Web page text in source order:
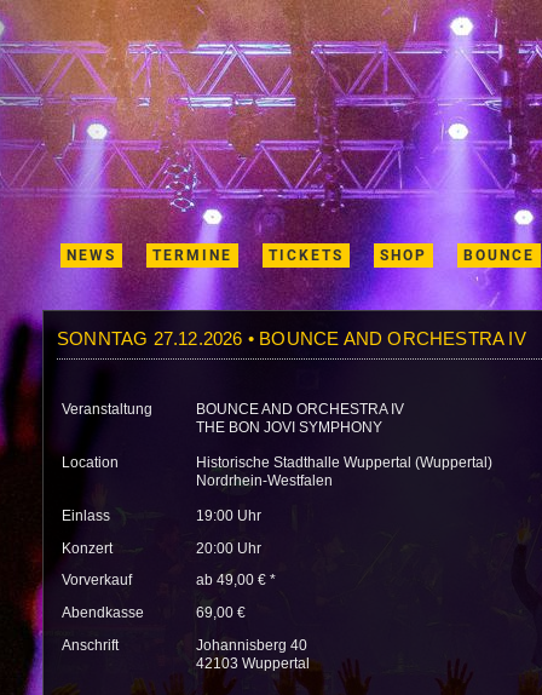
NEWS TERMINE TICKETS SHOP BOUNCE
SONNTAG 27.12.2026 • BOUNCE AND ORCHESTRA IV
Veranstaltung
BOUNCE AND ORCHESTRA IV
THE BON JOVI SYMPHONY
Location
Historische Stadthalle Wuppertal (Wuppertal)
Nordrhein-Westfalen
Einlass
19:00 Uhr
Konzert
20:00 Uhr
Vorverkauf
ab 49,00 € *
Abendkasse
69,00 €
Anschrift
Johannisberg 40
42103 Wuppertal